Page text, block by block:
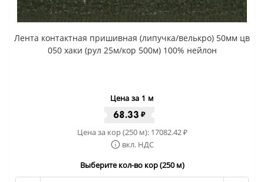
Лента контактная пришивная (липучка/велькро) 50мм цв
050 хаки (рул 25м/кор 500м) 100% нейлон
Цена за 1 м
68.33 ₽
Цена за кор (250 м): 17082.42₽
вкл. НДС
Выберите кол-во кор (250 м)